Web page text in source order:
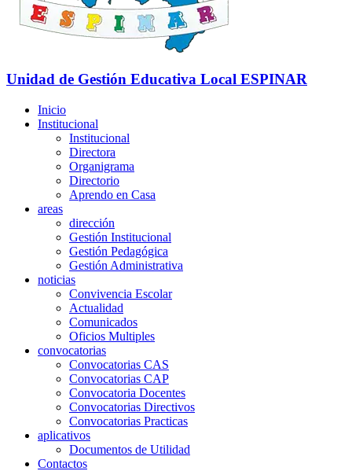
Unidad de Gestión Educativa Local ESPINAR
Inicio
Institucional
Institucional
Directora
Organigrama
Directorio
Aprendo en Casa
areas
dirección
Gestión Institucional
Gestión Pedagógica
Gestión Administrativa
noticias
Convivencia Escolar
Actualidad
Comunicados
Oficios Multiples
convocatorias
Convocatorias CAS
Convocatorias CAP
Convocatoria Docentes
Convocatorias Directivos
Convocatorias Practicas
aplicativos
Documentos de Utilidad
Contactos